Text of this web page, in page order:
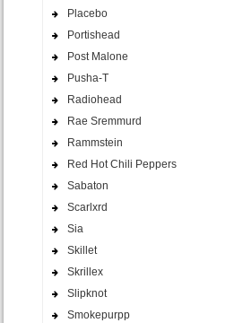
Placebo
Portishead
Post Malone
Pusha-T
Radiohead
Rae Sremmurd
Rammstein
Red Hot Chili Peppers
Sabaton
Scarlxrd
Sia
Skillet
Skrillex
Slipknot
Smokepurpp